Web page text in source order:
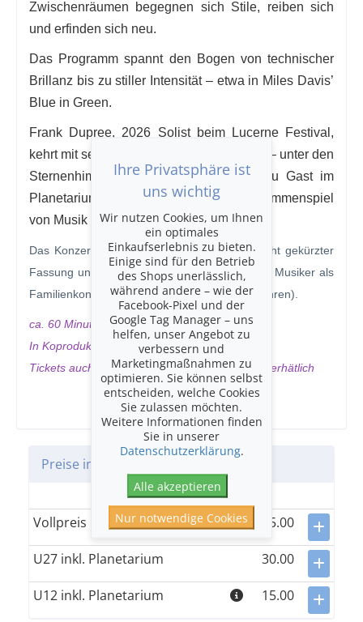
Zwischenräumen begegnen sich Stile, reiben sich
und erfinden sich neu.
Das Programm spannt den Bogen von technischer
Brillanz bis zu stiller Intensität – etwa in Miles Davis’
Blue in Green.
Frank Dupree, 2026 Solist beim Lucerne Festival,
kehrt mit seinem Trio nach Luzern zurück – unter den
Sternenhimmel. Kammermusik Luzern zu Gast im
Planetarium – ein eindrückliches Zusammenspiel
von Musik und Projektion.
Das Konzert am Sonntagvormittag wird in leicht gekürzter
Fassung und mit lebhafter Moderation der vier Musiker als
Familienkonzert gestaltet (empfohlen ab 10 Jahren).
ca. 60 Minuten ohne Pause
In Koproduktion mit Planetarium in Concert.
Tickets auch direkt über www.verkehrshaus.ch erhätlich
Preise in CHF
Einheitskategorie
Vollpreis inkl. Planetarium
55.00
U27 inkl. Planetarium 30.00
U12 inkl. Planetarium 15.00
Ihre Privatsphäre ist
uns wichtig
Wir nutzen Cookies, um Ihnen
ein optimales
Einkaufserlebnis zu bieten.
Einige sind für den Betrieb
des Shops unerlässlich,
während andere – wie der
Facebook-Pixel und der
Google Tag Manager – uns
helfen, unser Angebot zu
verbessern und
Marketingmaßnahmen zu
optimieren. Sie können selbst
entscheiden, welche Cookies
Sie zulassen möchten.
Weitere Informationen finden
Sie in unserer
Datenschutzerklärung.
Alle akzeptieren
Nur notwendige Cookies